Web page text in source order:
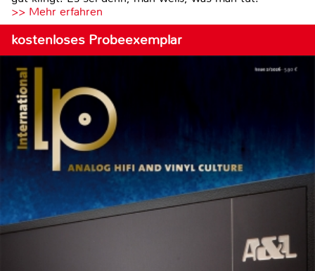
>> Mehr erfahren
kostenloses Probeexemplar